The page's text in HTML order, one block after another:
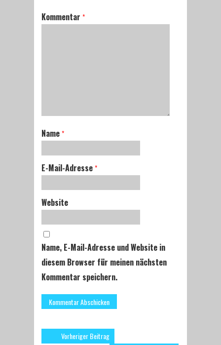
Kommentar *
Name *
E-Mail-Adresse *
Website
Name, E-Mail-Adresse und Website in
diesem Browser für meinen nächsten
Kommentar speichern.
Vorheriger Beitrag